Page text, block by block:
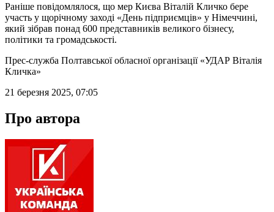
Раніше повідомлялося, що мер Києва Віталій Кличко бере
участь у щорічному заході «День підприємців» у Німеччині,
який зібрав понад 600 представників великого бізнесу,
політики та громадськості.
Прес-служба Полтавської обласної організації «УДАР Віталія
Кличка»
21 березня 2025, 07:05
Про автора